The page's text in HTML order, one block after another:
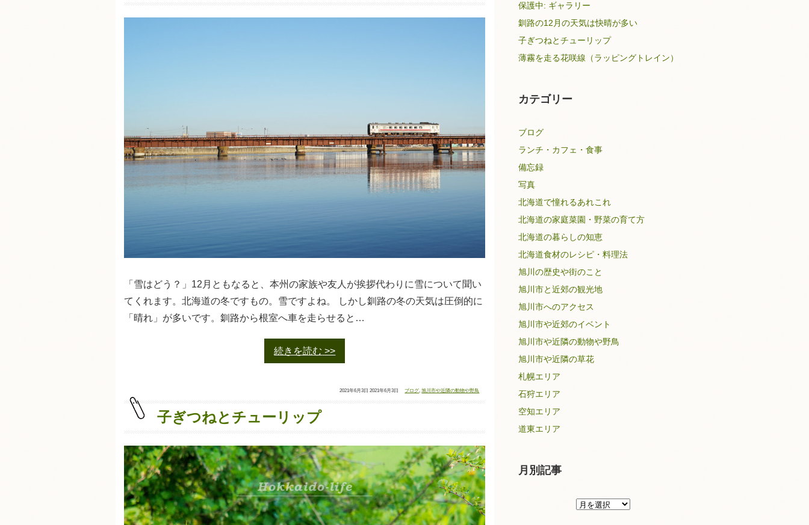
「雪はどう？」12月ともなると、本州の家族や友人が挨拶代わりに雪について聞い
てくれます。北海道の冬ですもの。雪ですよね。 しかし釧路の冬の天気は圧倒的に
「晴れ」が多いです。釧路から根室へ車を走らせると…
続きを読む
投
2021年6月3日 最
2021年6月3日
カ
テ
ブログ,旭川市や近隣の動物や野鳥
子ぎつねとチューリップ
保護中: ギャラリー
釧路の12月の天気は快晴が多い
子ぎつねとチューリップ
薄霧を走る花咲線（ラッピングトレイン）
カテゴリー
ブログ
ランチ・カフェ・食事
備忘録
写真
北海道で憧れるあれこれ
北海道の家庭菜園・野菜の育て方
北海道の暮らしの知恵
北海道食材のレシピ・料理法
旭川の歴史や街のこと
旭川市と近郊の観光地
旭川市へのアクセス
旭川市や近郊のイベント
旭川市や近隣の動物や野鳥
旭川市や近隣の草花
札幌エリア
石狩エリア
空知エリア
道東エリア
月別記事
月